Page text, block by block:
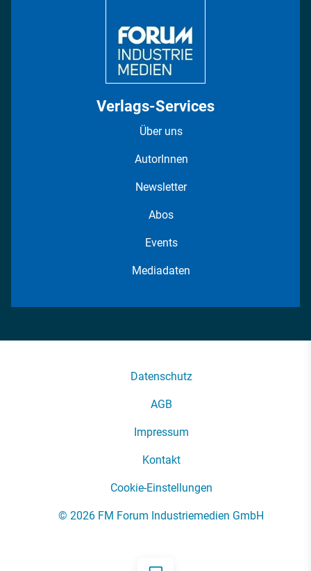
Verlags-Services
Über uns
AutorInnen
Newsletter
Abos
Events
Mediadaten
Datenschutz
AGB
Impressum
Kontakt
Cookie-Einstellungen
© 2026 FM Forum Industriemedien GmbH